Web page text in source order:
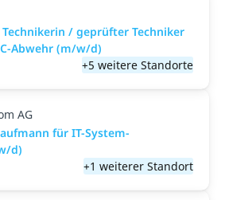
/ geprüfter Techniker
Abwehr (m/w/d)
+5 weitere Standorte
AG
für IT-System-
d)
+1 weiterer Standort